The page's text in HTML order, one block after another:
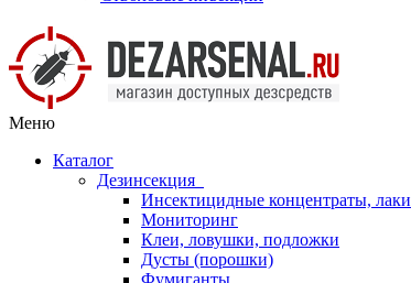
Меню
Каталог
Дезинсекция
Инсектицидные концентраты, лаки
Мониторинг
Клеи, ловушки, подложки
Дусты (порошки)
Фумиганты